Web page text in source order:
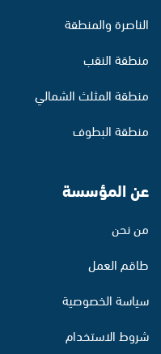
الناصرة والمنطقة
منطقة النقب
منطقة المثلث الشمالي
منطقة البطوف
عن المؤسسة
من نحن
طاقم العمل
سياسة الخصوصية
شروط الاستخدام